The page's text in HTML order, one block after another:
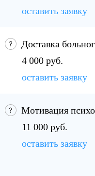
оставить заявку
Доставка
4 000 руб.
оставить заявку
Мотивация
11 000 руб.
оставить заявку